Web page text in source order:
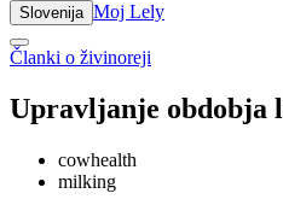
Slovenija Moj Lely
Članki o živinoreji
Upravljanje obdobja
cowhealth
milking